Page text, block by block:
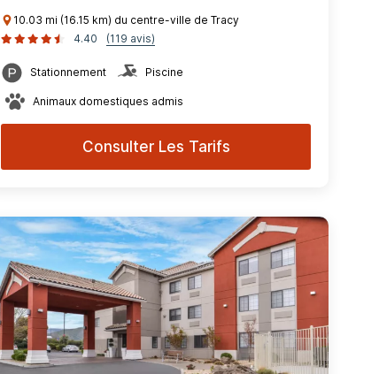
10.03 mi (16.15 km) du centre-ville de Tracy
4.40
(119 avis)
Stationnement Piscine
Animaux domestiques admis
Consulter Les Tarifs